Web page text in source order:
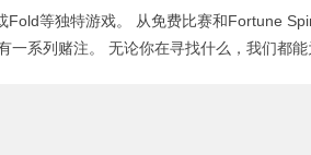
等独特游戏。 从免费比赛和Fortune
一系列赌注。 无论你在寻找什么，我们都